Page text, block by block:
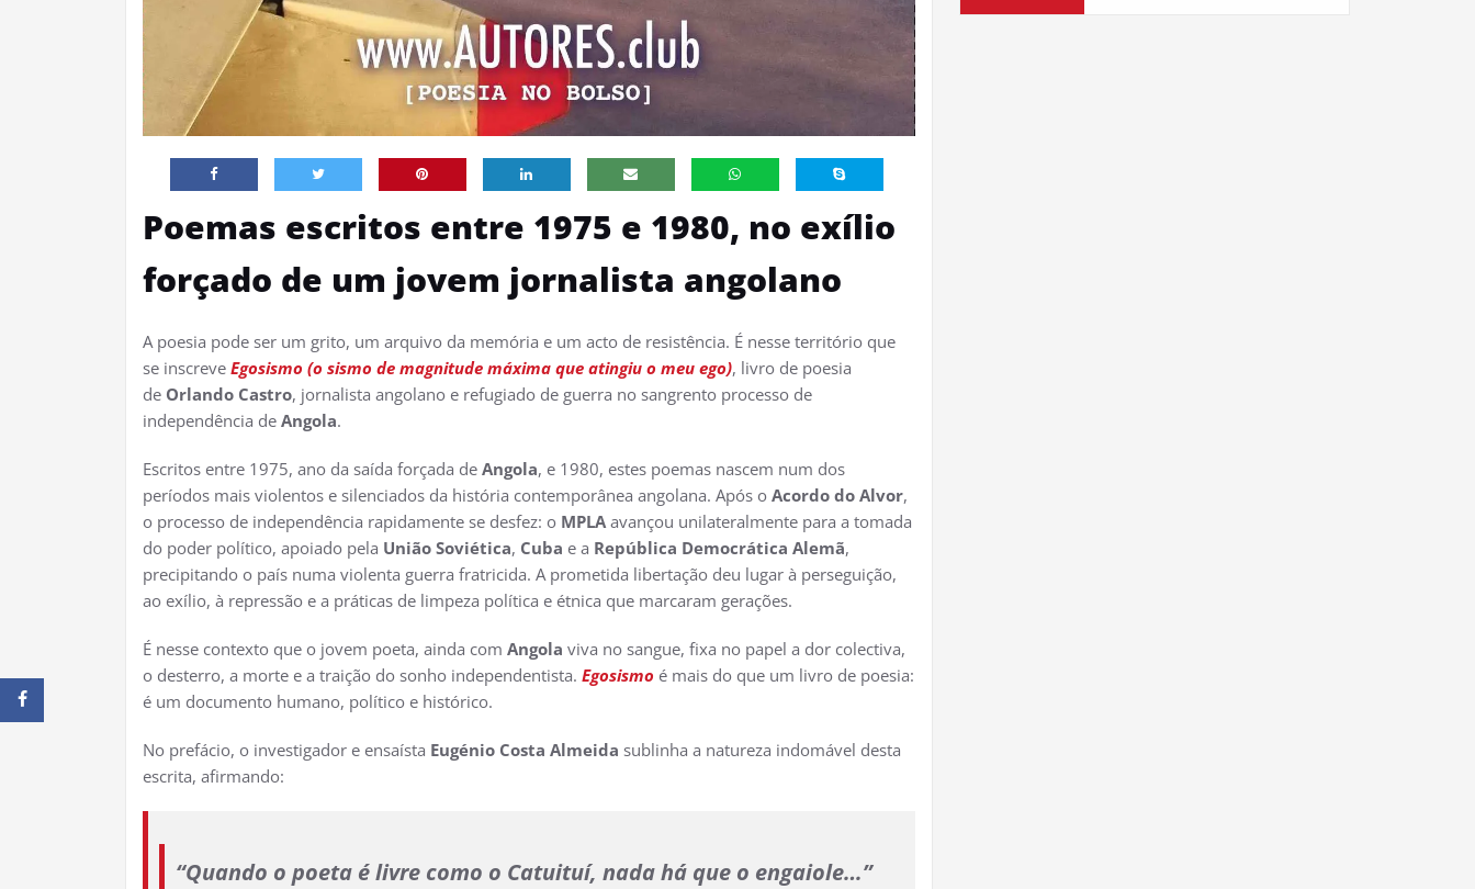
Poemas escritos entre 1975 e 1980, no exílio
forçado de um jovem jornalista angolano
A poesia pode ser um grito, um arquivo da memória e um acto de resistência. É nesse território que
se inscreve Egosismo (o sismo de magnitude máxima que atingiu o meu ego), livro de poesia
de Orlando Castro, jornalista angolano e refugiado de guerra no sangrento processo de
independência de Angola.
Escritos entre 1975, ano da saída forçada de Angola, e 1980, estes poemas nascem num dos
períodos mais violentos e silenciados da história contemporânea angolana. Após o Acordo do Alvor,
o processo de independência rapidamente se desfez: o MPLAavançou unilateralmente para a tomada
do poder político, apoiado pela União Soviética, Cuba e a República Democrática Alemã,
precipitando o país numa violenta guerra fratricida. A prometida libertação deu lugar à perseguição,
ao exílio, à repressão e a práticas de limpeza política e étnica que marcaram gerações.
É nesse contexto que o jovem poeta, ainda com Angola viva no sangue, fixa no papel a dor colectiva,
o desterro, a morte e a traição do sonho independentista. Egosismo é mais do que um livro de poesia:
é um documento humano, político e histórico.
No prefácio, o investigador e ensaísta Eugénio Costa Almeida sublinha a natureza indomável desta
escrita, afirmando:
“Quando o poeta é livre como o Catuituí, nada há que o engaiole…”